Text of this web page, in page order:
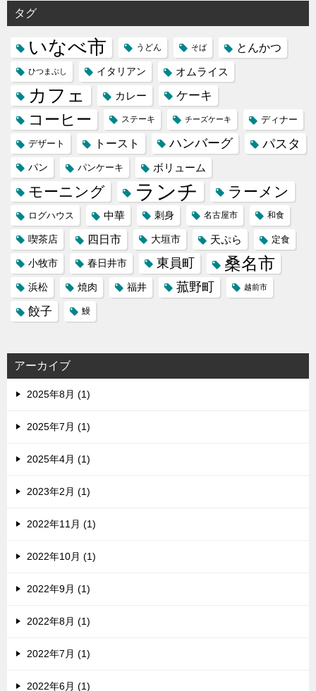
タグ
いなべ市 うどん そば とんかつ
ひつまぶし イタリアン オムライス
カフェ カレー ケーキ
コーヒー ステーキ チーズケーキ ディナー
デザート トースト ハンバーグ パスタ
パン パンケーキ ボリューム
モーニング ランチ ラーメン
ログハウス 中華 刺身 名古屋市 和食
喫茶店 四日市 大垣市 天ぷら 定食
小牧市 春日井市 東員町 桑名市
浜松 焼肉 福井 菰野町 越前市
餃子 鰻
アーカイブ
2025年8月 (1)
2025年7月 (1)
2025年4月 (1)
2023年2月 (1)
2022年11月 (1)
2022年10月 (1)
2022年9月 (1)
2022年8月 (1)
2022年7月 (1)
2022年6月 (1)